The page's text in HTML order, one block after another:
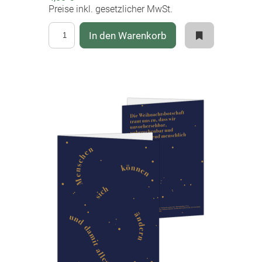
Preise inkl. gesetzlicher MwSt.
In den Warenkorb